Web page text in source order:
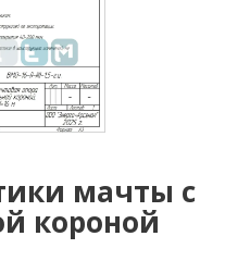
мачты с
короной